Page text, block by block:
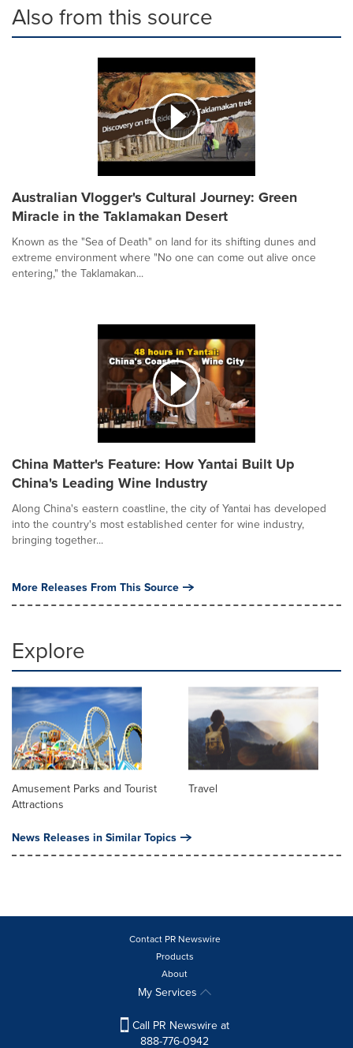
Also from this source
Australian Vlogger's Cultural Journey: Green
Miracle in the Taklamakan Desert
Known as the "Sea of Death" on land for its shifting dunes and
extreme environment where "No one can come out alive once
entering," the Taklamakan...
China Matter's Feature: How Yantai Built Up
China's Leading Wine Industry
Along China's eastern coastline, the city of Yantai has developed
into the country's most established center for wine industry,
bringing together...
More Releases From This Source
Explore
Amusement Parks and Tourist
Attractions
Travel
News Releases in Similar Topics
Contact PR Newswire
Products
About
My Services
Call PR Newswire at
888-776-0942